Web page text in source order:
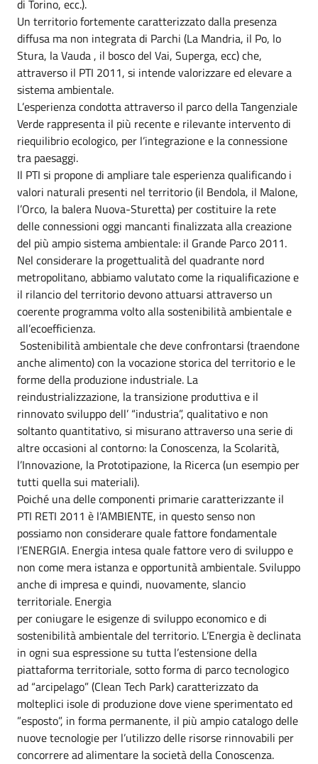
di Torino, ecc.).
Un territorio fortemente caratterizzato dalla presenza
diffusa ma non integrata di Parchi (La Mandria, il Po, lo
Stura, la Vauda , il bosco del Vai, Superga, ecc) che,
attraverso il PTI 2011, si intende valorizzare ed elevare a
sistema ambientale.
L’esperienza condotta attraverso il parco della Tangenziale
Verde rappresenta il più recente e rilevante intervento di
riequilibrio ecologico, per l’integrazione e la connessione
tra paesaggi.
Il PTI si propone di ampliare tale esperienza qualificando i
valori naturali presenti nel territorio (il Bendola, il Malone,
l’Orco, la balera Nuova-Sturetta) per costituire la rete
delle connessioni oggi mancanti finalizzata alla creazione
del più ampio sistema ambientale: il Grande Parco 2011.
Nel considerare la progettualità del quadrante nord
metropolitano, abbiamo valutato come la riqualificazione e
il rilancio del territorio devono attuarsi attraverso un
coerente programma volto alla sostenibilità ambientale e
all’ecoefficienza.
Sostenibilità ambientale che deve confrontarsi (traendone
anche alimento) con la vocazione storica del territorio e le
forme della produzione industriale. La
reindustrializzazione, la transizione produttiva e il
rinnovato sviluppo dell’ “industria”, qualitativo e non
soltanto quantitativo, si misurano attraverso una serie di
altre occasioni al contorno: la Conoscenza, la Scolarità,
l’Innovazione, la Prototipazione, la Ricerca (un esempio per
tutti quella sui materiali).
Poiché una delle componenti primarie caratterizzante il
PTI RETI 2011 è l’AMBIENTE, in questo senso non
possiamo non considerare quale fattore fondamentale
l’ENERGIA. Energia intesa quale fattore vero di sviluppo e
non come mera istanza e opportunità ambientale. Sviluppo
anche di impresa e quindi, nuovamente, slancio
territoriale. Energia
per coniugare le esigenze di sviluppo economico e di
sostenibilità ambientale del territorio. L’Energia è declinata
in ogni sua espressione su tutta l’estensione della
piattaforma territoriale, sotto forma di parco tecnologico
ad “arcipelago” (Clean Tech Park) caratterizzato da
molteplici isole di produzione dove viene sperimentato ed
”esposto”, in forma permanente, il più ampio catalogo delle
nuove tecnologie per l’utilizzo delle risorse rinnovabili per
concorrere ad alimentare la società della Conoscenza.